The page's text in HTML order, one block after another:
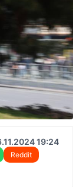
19:24
Reddit